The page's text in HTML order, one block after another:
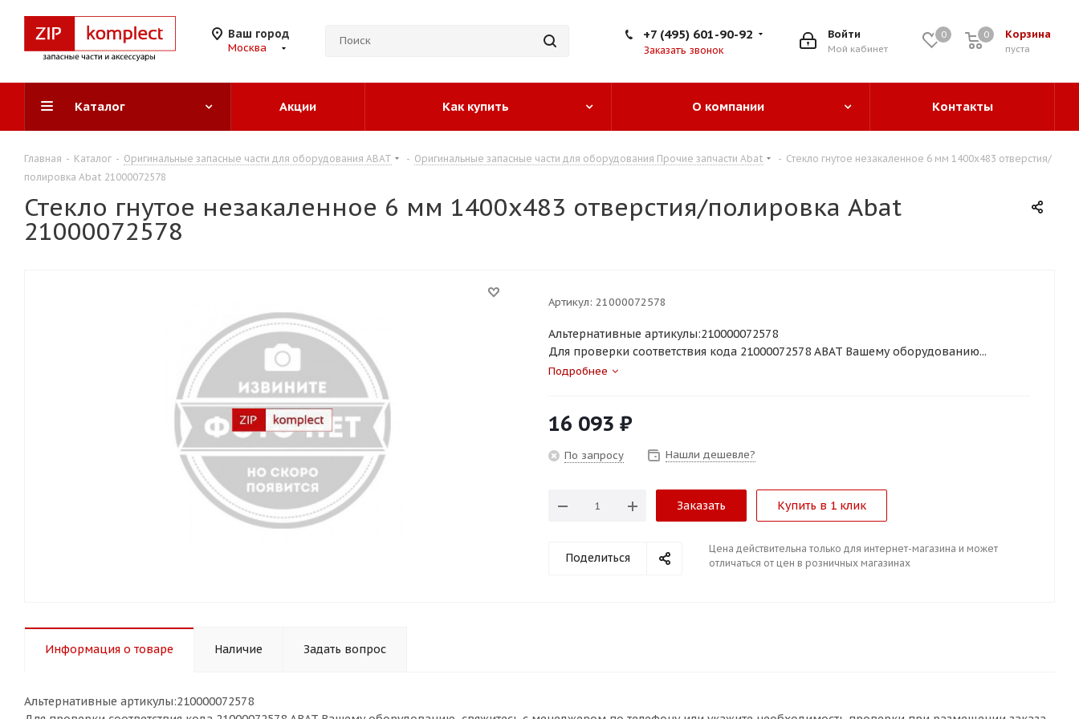
Ваш город
Москва
0 Корзина
0
пуста
0
Войти
Мой кабинет
+7 (495) 601-90-92
Заказать звонок
Каталог Акции Как купить О компании Контакты
Главная - Каталог - Оригинальные запасные части для оборудования ABAT - Оригинальные запасные части для оборудования Прочие запчасти Abat - Стекло гнутое незакаленное 6 мм 1400х483 отверстия/
полировка Abat 21000072578
Стекло гнутое незакаленное 6 мм 1400х483 отверстия/полировка Abat
21000072578
Артикул: 21000072578
Альтернативные артикулы:210000072578
Для проверки соответствия кода 21000072578 ABAT Вашему оборудованию...
Подробнее
16 093 ₽
По запросу Нашли дешевле?
Заказать Купить в 1 клик
Поделиться
Цена действительна только для интернет-магазина и может
отличаться от цен в розничных магазинах
Информация о товаре Наличие Задать вопрос
Альтернативные артикулы:210000072578